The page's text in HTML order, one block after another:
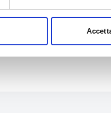
(servizi) necessari,
a spendere presso i